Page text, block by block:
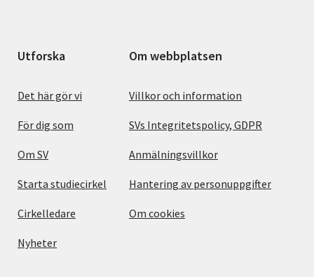
Utforska
Det här gör vi
För dig som
Om SV
Starta studiecirkel
Cirkelledare
Nyheter
Om webbplatsen
Villkor och information
SVs Integritetspolicy, GDPR
Anmälningsvillkor
Hantering av personuppgifter
Om cookies